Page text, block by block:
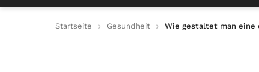
Startseite Gesundheit Wie gestaltet man eine